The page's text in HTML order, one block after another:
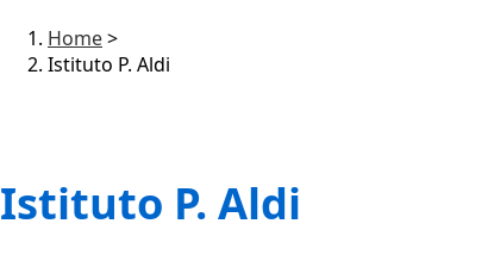
Home>
Istituto P. Aldi
Istituto P. Aldi